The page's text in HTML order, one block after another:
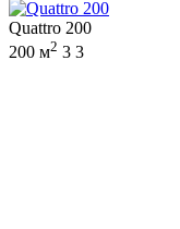
Quattro 200
200 м2 3 3